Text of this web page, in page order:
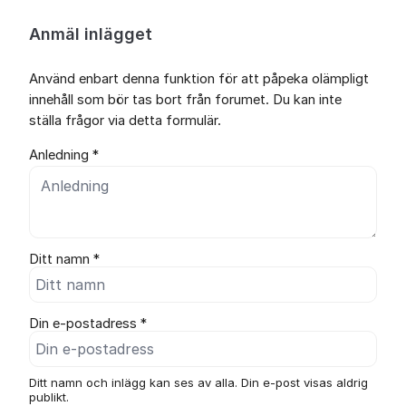
Anmäl inlägget
Använd enbart denna funktion för att påpeka olämpligt
innehåll som bör tas bort från forumet. Du kan inte
ställa frågor via detta formulär.
Anledning *
Ditt namn *
Din e-postadress *
Ditt namn och inlägg kan ses av alla. Din e-post visas aldrig
publikt.